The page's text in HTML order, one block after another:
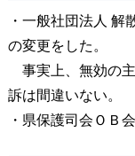
・一般社団法人 解
の変更をした。
事実上、無効の
訴は間違いない。
・県保護司会ＯＢ